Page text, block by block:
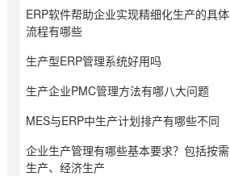
ERP软件帮助企业实现精细化生产的具体
流程有哪些
生产型ERP管理系统好用吗
生产企业PMC管理方法有哪八大问题
MES与ERP中生产计划排产有哪些不同
企业生产管理有哪些基本要求？包括按需
生产、经济生产